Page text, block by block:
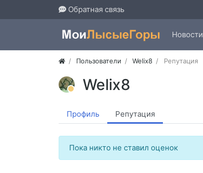
Обратная связь
Новости
Пользователи Welix8 Репутация
Welix8
Профиль Репутация
Пока никто не ставил оценок